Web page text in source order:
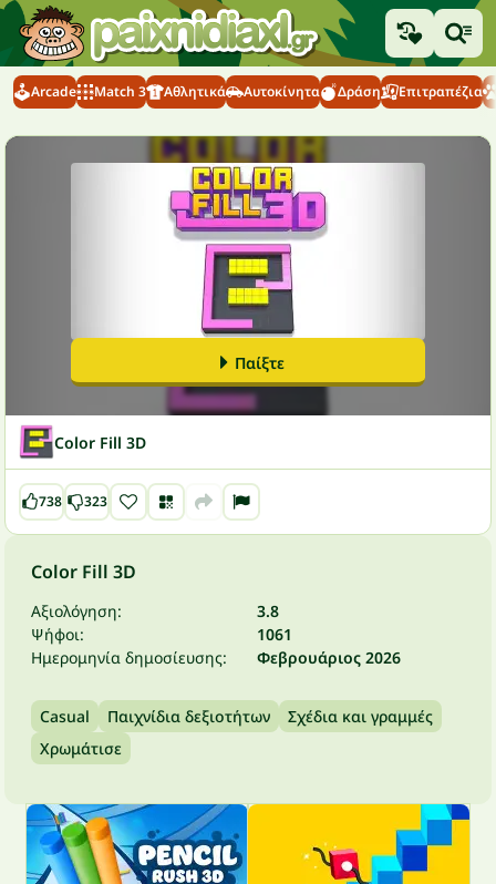
Arcade Match 3 Αθλητικά Αυτοκίνητα Δράση Επιτραπέζια
Παίξτε
Color Fill 3D
738 323
Color Fill 3D
Αξιολόγηση:
3.8
Ψήφοι:
1061
Ημερομηνία δημοσίευσης:
Φεβρουάριος 2026
Casual Παιχνίδια δεξιοτήτων
Σχέδια και γραμμές
Χρωμάτισε